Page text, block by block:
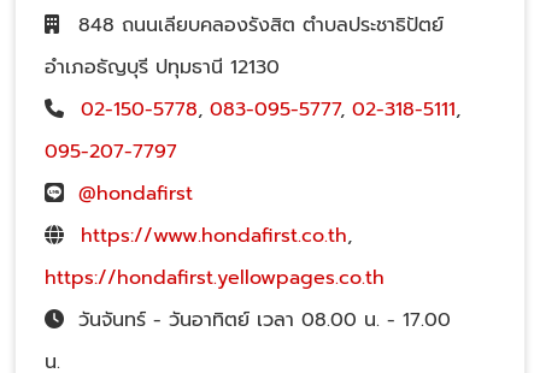
848 ถนนเลียบคลองรังสิต ตำบลประชาธิปัตย์
อำเภอธัญบุรี ปทุมธานี 12130
02-150-5778, 083-095-5777, 02-318-5111,
095-207-7797
@hondafirst
https://www.hondafirst.co.th,
https://hondafirst.yellowpages.co.th
วันจันทร์ - วันอาทิตย์ เวลา 08.00 น. - 17.00
น.